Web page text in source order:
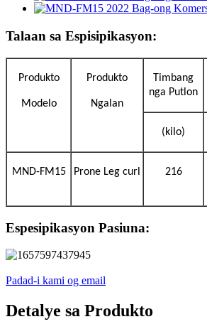
Talaan sa Espisipikasyon:
Produkto
Modelo
Produkto
Ngalan
Timbang
nga Putlon
(kilo)
MND-FM15 Prone Leg curl 216
Espesipikasyon Pasiuna:
Padad-i kami og email
Detalye sa Produkto